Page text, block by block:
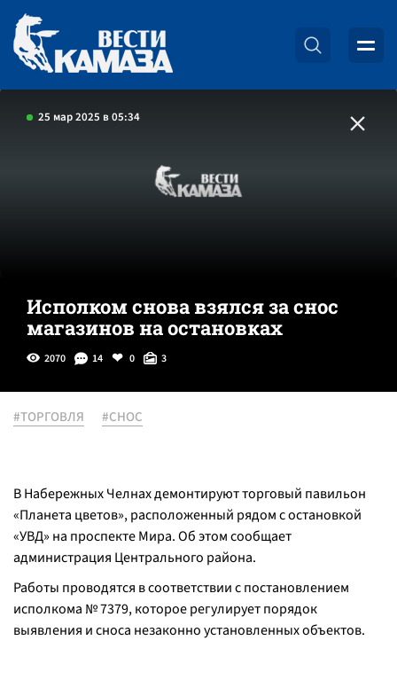
25 мар 2025 в 05:34
Исполком снова взялся за снос
магазинов на остановках
2070 14 0 3
#ТОРГОВЛЯ #СНОС
В Набережных Челнах демонтируют торговый павильон
«Планета цветов», расположенный рядом с остановкой
«УВД» на проспекте Мира. Об этом сообщает
администрация Центрального района.
Работы проводятся в соответствии с постановлением
исполкома № 7379, которое регулирует порядок
выявления и сноса незаконно установленных объектов.